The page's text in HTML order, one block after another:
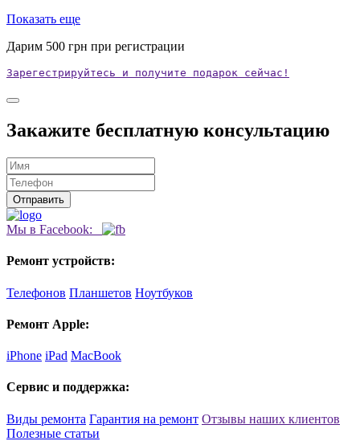
Показать еще
Дарим 500 грн при регистрации
Зарегестрируйтесь и получите подарок сейчас!
Закажите бесплатную консультацию
Мы в Facebook:
Ремонт устройств:
Телефонов Планшетов Ноутбуков
Ремонт Apple:
iPhone iPad MacBook
Сервис и поддержка:
Виды ремонта Гарантия на ремонт Отзывы наших клиентов
Полезные статьи